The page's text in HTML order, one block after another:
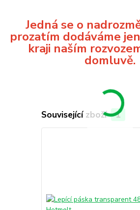
Jedná se o
prozatím dodáváme
kraji naším
domluvě.
Související zboží 1